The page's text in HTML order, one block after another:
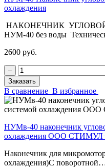
охлаждения
НАКОНЕЧНИК
НУМ-40 без воды
2600 руб.
‒
Заказать
В сравнение В избранное
НУМв-40 наконечник
охлаждения ООО
Наконечник для
охлаждения)С